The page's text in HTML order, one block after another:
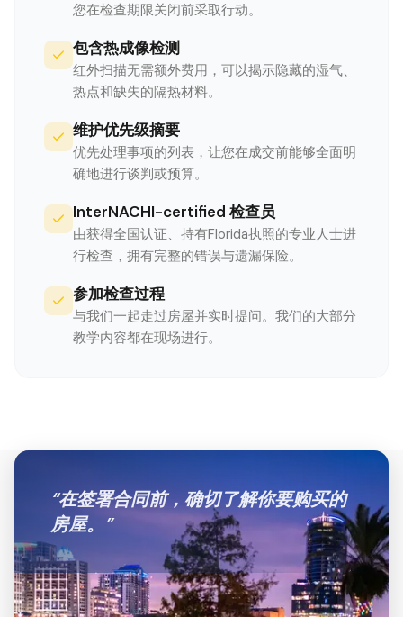
您在检查期限关闭前采取行动。
包含热成像检测
红外扫描无需额外费用，可以揭示隐藏的湿气、
热点和缺失的隔热材料。
维护优先级摘要
优先处理事项的列表，让您在成交前能够全面明
确地进行谈判或预算。
InterNACHI-certified 检查员
由获得全国认证、持有Florida执照的专业人士进
行检查，拥有完整的错误与遗漏保险。
参加检查过程
与我们一起走过房屋并实时提问。我们的大部分
教学内容都在现场进行。
“在签署合同前，确切了解你要购买的
房屋。 ”